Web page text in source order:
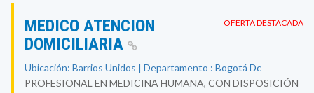
OFERTA DESTACADA
MEDICO ATENCION
DOMICILIARIA
Ubicación: Barrios Unidos | Departamento : Bogotá Dc
PROFESIONAL EN MEDICINA HUMANA, CON DISPOSICIÓN